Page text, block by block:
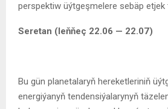
perspektiw üýtgeşmelere sebäp etjek
Seretan (leňňeç 22.06 — 22.07)
Bu gün planetalaryň hereketleriniň
energiýanyň tendensiýalarynyň